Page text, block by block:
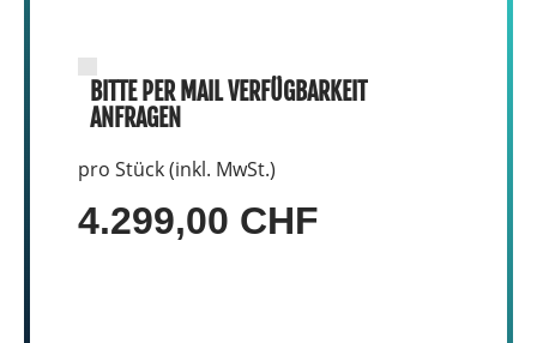
BITTE PER MAIL VERFÜGBARKEIT
ANFRAGEN
pro Stück (inkl. MwSt.)
4.299,00 CHF